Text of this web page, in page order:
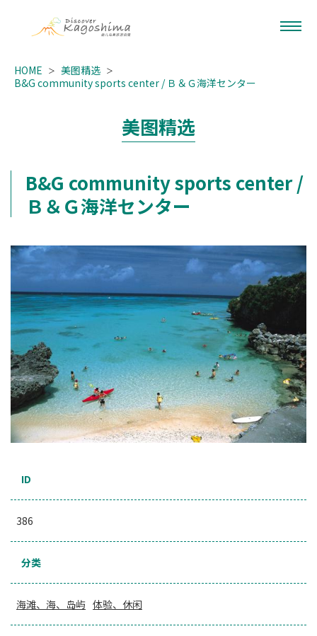
HOME
美图精选
B&G community sports center / Ｂ＆Ｇ海洋センター
美图精选
B&G community sports center /
Ｂ＆Ｇ海洋センター
ID
386
分类
海滩、海、岛屿 体验、休闲